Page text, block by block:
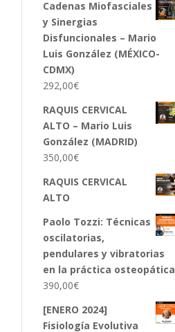
Cadenas Miofasciales
y Sinergias
Disfuncionales – Mario
Luis González (MÉXICO-
CDMX)
292,00€
RAQUIS CERVICAL
ALTO – Mario Luis
González (MADRID)
350,00€
RAQUIS CERVICAL
ALTO
Paolo Tozzi: Técnicas
oscilatorias,
pendulares y vibratorias
en la práctica osteopática
390,00€
[ENERO 2024]
Fisiología Evolutiva